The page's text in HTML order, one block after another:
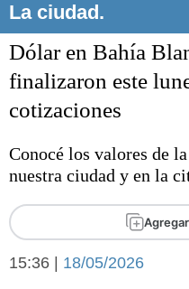
La ciudad.
Dólar en Bahía
finalizaron este
cotizaciones
Conocé los valores de
nuestra ciudad y en la
15:36 | 18/05/2026